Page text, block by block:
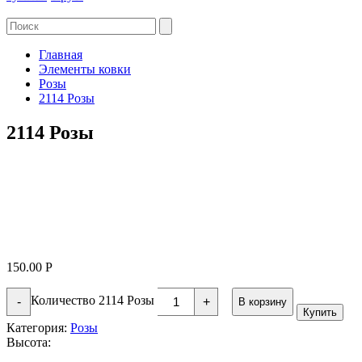
Главная
Элементы ковки
Розы
2114 Розы
2114 Розы
150.00 Р
- Количество 2114 Розы +
В корзину
Купить
Категория: Розы
Высота: